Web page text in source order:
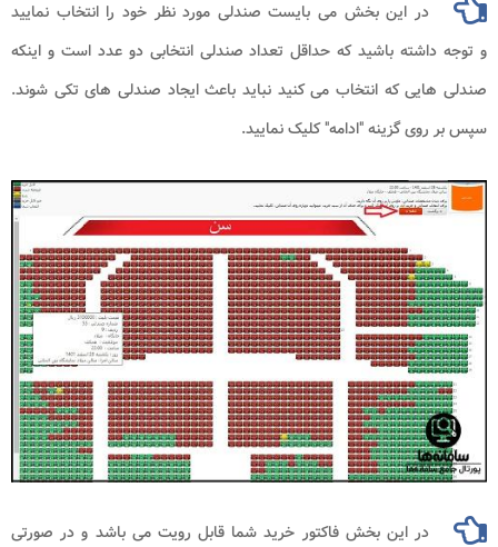
در این بخش می بایست صندلی مورد نظر خود را انتخاب نمایید
و توجه داشته باشید که حداقل تعداد صندلی انتخابی دو عدد است و اینکه
صندلی هایی که انتخاب می کنید نباید باعث ایجاد صندلی های تکی شوند.
سپس بر روی گزینه "ادامه" کلیک نمایید.
در این بخش فاکتور خرید شما قابل رویت می باشد و در صورتی